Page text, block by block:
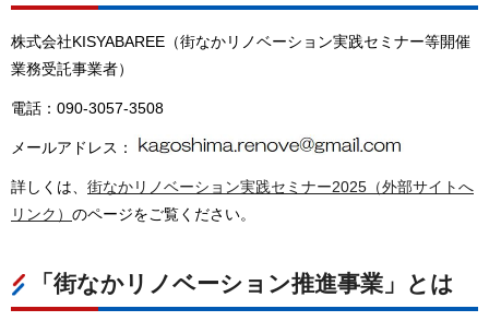
株式会社KISYABAREE（街なかリノベーション実践セミナー等開催
業務受託事業者）
電話：090-3057-3508
メールアドレス：
詳しくは、 街なかリノベーション実践セミナー2025（外部サイトへ
リンク） のページをご覧ください。
「街なかリノベーション推進事業」とは